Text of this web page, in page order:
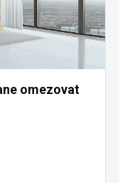
omezovat